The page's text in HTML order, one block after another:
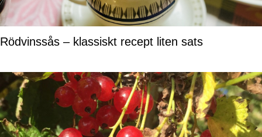
Rödvinssås – klassiskt recept liten sats